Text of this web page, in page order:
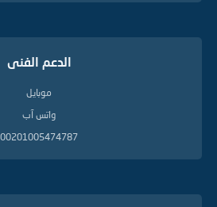
الدعم الفنى
موبايل
واتس آب
00201005474787